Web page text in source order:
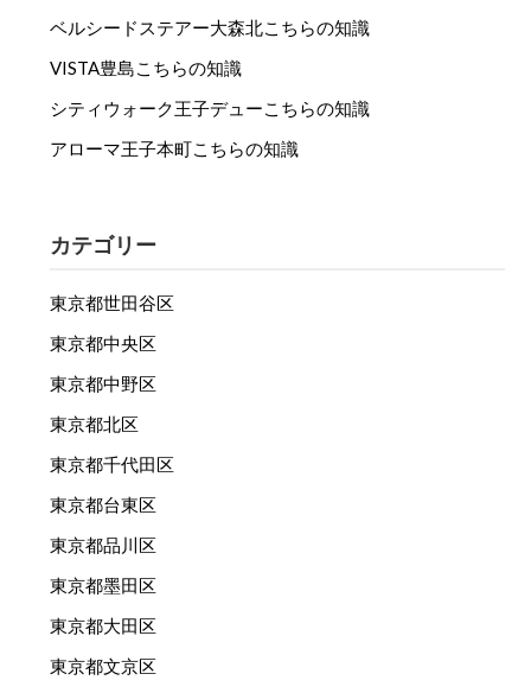
ベルシードステアー大森北こちらの知識
VISTA豊島こちらの知識
シティウォーク王子デューこちらの知識
アローマ王子本町こちらの知識
カテゴリー
東京都世田谷区
東京都中央区
東京都中野区
東京都北区
東京都千代田区
東京都台東区
東京都品川区
東京都墨田区
東京都大田区
東京都文京区